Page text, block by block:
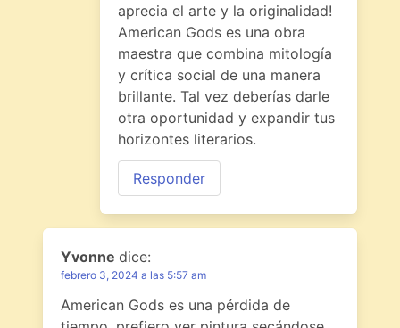
aprecia el arte y la originalidad!
American Gods es una obra
maestra que combina mitología
y crítica social de una manera
brillante. Tal vez deberías darle
otra oportunidad y expandir tus
horizontes literarios.
Responder
Yvonne dice:
febrero 3, 2024 a las 5:57 am
American Gods es una pérdida de